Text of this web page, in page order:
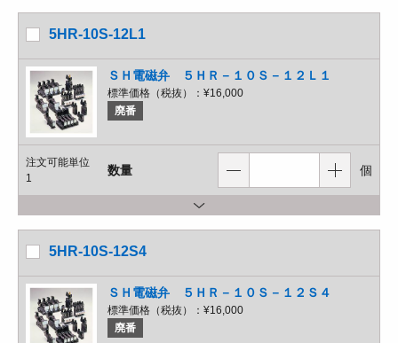
5HR-10S-12L1
ＳＨ電磁弁 ５ＨＲ－１０Ｓ－１２Ｌ１
標準価格（税抜）： ¥16,000
廃番
注文可能単位
1
数量 個
5HR-10S-12S4
ＳＨ電磁弁 ５ＨＲ－１０Ｓ－１２Ｓ４
標準価格（税抜）： ¥16,000
廃番